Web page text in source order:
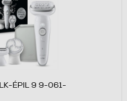
ÉPIL 9 9-061-